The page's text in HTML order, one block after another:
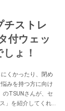
チストレ
付ウェッ
ょ！
くかったり、閉め
みを持つ方に向け
のTSUNさんが、セ
」を紹介してくれま